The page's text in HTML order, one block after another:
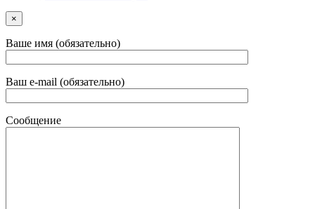
×
Ваше имя (обязательно)
Ваш e-mail (обязательно)
Сообщение